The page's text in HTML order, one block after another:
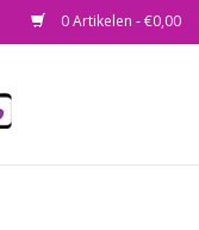
0 Artikelen - €0,00